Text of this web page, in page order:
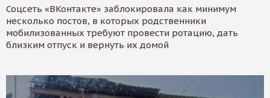
Соцсеть «ВКонтакте» заблокировала как минимум
несколько постов, в которых родственники
мобилизованных требуют провести ротацию, дать
близким отпуск и вернуть их домой